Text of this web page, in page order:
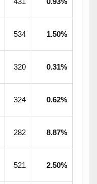
534 1.50%
320 0.31%
324 0.62%
282 8.87%
521 2.50%